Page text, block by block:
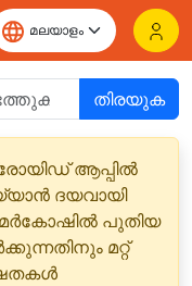
തിരയുക
ആപ്പിൽ
ദയവായി
പുതിയ
മറ്റ്